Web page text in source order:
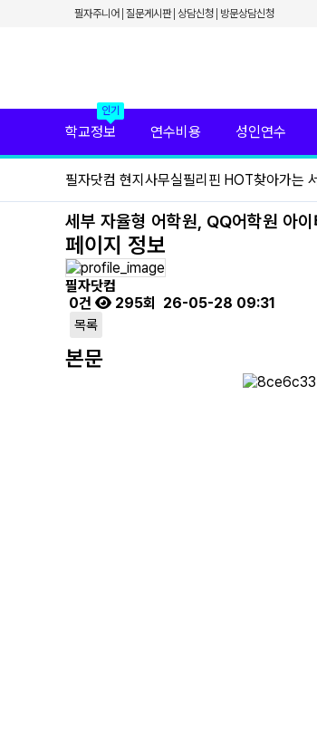
필자주니어 질문게시판 상담신청 방문상담신청
필자닷컴 프리미엄 서비스
필자닷컴 현지 사무실
필자닷컴 이벤트
필리핀 출국준비
필리핀 조기유학
필리핀 연계연수
인기
학교정보 연수비용 성인연수
필자닷컴 현지사무실필리핀 HOT찾아가는
세부 자율형 어학원, QQ어학원 아이
페이지 정보
필자닷컴
0건
295회 26-05-28 09:31
목록
본문